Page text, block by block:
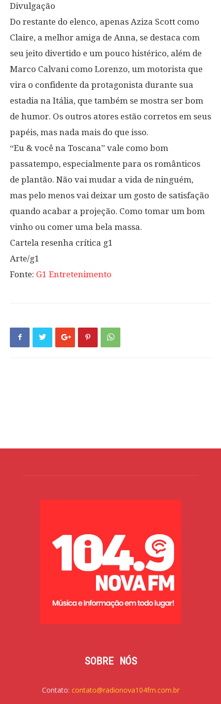
Divulgação
Do restante do elenco, apenas Aziza Scott como
Claire, a melhor amiga de Anna, se destaca com
seu jeito divertido e um pouco histérico, além de
Marco Calvani como Lorenzo, um motorista que
vira o confidente da protagonista durante sua
estadia na Itália, que também se mostra ser bom
de humor. Os outros atores estão corretos em seus
papéis, mas nada mais do que isso.
“Eu & você na Toscana” vale como bom
passatempo, especialmente para os românticos
de plantão. Não vai mudar a vida de ninguém,
mas pelo menos vai deixar um gosto de satisfação
quando acabar a projeção. Como tomar um bom
vinho ou comer uma bela massa.
Cartela resenha crítica g1
Arte/g1
Fonte: G1 Entretenimento
SOBRE NÓS
Contato: contato@radionova104fm.com.br